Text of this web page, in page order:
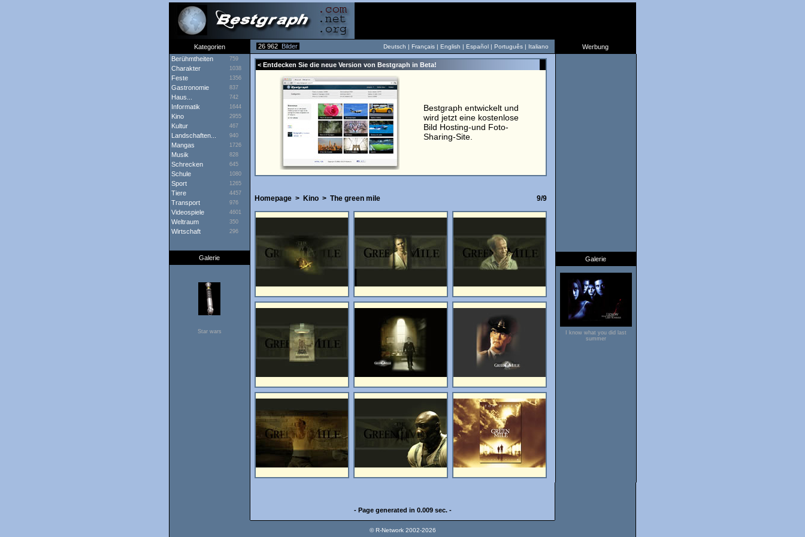
Kategorien 26 962 Bilder Deutsch | Français | English | Español | Português | Italiano
Werbung
Berühmtheiten
759
Charakter 1038
Feste 1356
Gastronomie 837
Haus... 742
Informatik 1644
Kino 2955
Kultur 467
Landschaften... 940
Mangas 1726
Musik 828
Schrecken 645
Schule 1080
Sport 1265
Tiere 4457
Transport 976
Videospiele 4601
Weltraum 350
Wirtschaft 296
Galerie
Star wars
< Entdecken Sie die neue Version von Bestgraph in Beta!
Bestgraph entwickelt und
wird jetzt eine kostenlose
Bild Hosting-und Foto-
Sharing-Site.
Homepage> Kino> The green mile 9/9
Galerie
I know what you did last
summer
- Page generated in 0.009 sec. -
© R-Network 2002-2026